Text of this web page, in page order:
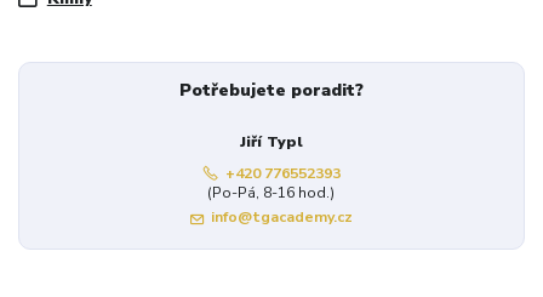
Potřebujete poradit?
Jiří Typl
+420 776552393
(Po-Pá, 8-16 hod.)
info@tgacademy.cz